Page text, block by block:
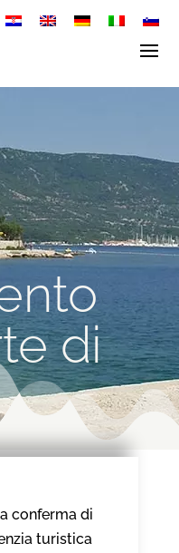
di
conferma di
turistica